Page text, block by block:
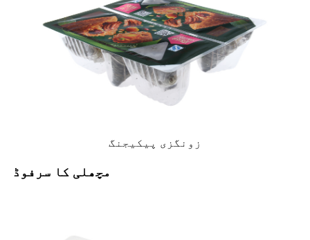
زونگزی پیکیجنگ
مچھلی کا سرفوڈ